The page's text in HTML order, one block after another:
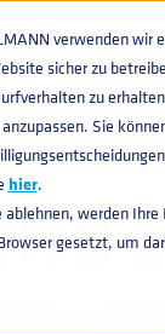
verwenden wir
sicher zu
zu
Sie
hier.
ablehnen, werden
gesetzt, um